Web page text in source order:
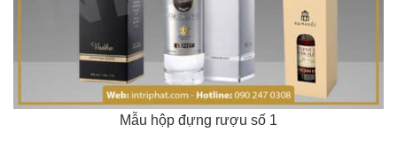
Mẫu hộp đựng rượu số 1